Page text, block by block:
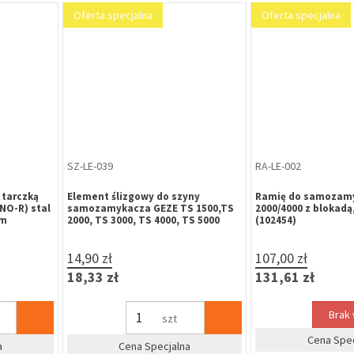
11
firm
Oferta specjalna
TA-SW-022
Tarczka okrągła B-HARKO TI 01 WB,
stal nierdzewna (komplet)
10,89 zł
13,39 zł
kpl
Cena Specjalna
GA-GA-047
Pochwyt-klamka
DIANA (ST-27)
38,69 zł
47,59 zł
Zapytaj o